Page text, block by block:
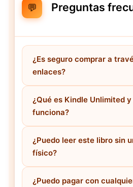
💬 Preguntas
¿Es seguro comprar a
enlaces?
¿Qué es Kindle Unlimited
funciona?
¿Puedo leer este libro sin
físico?
¿Puedo pagar con